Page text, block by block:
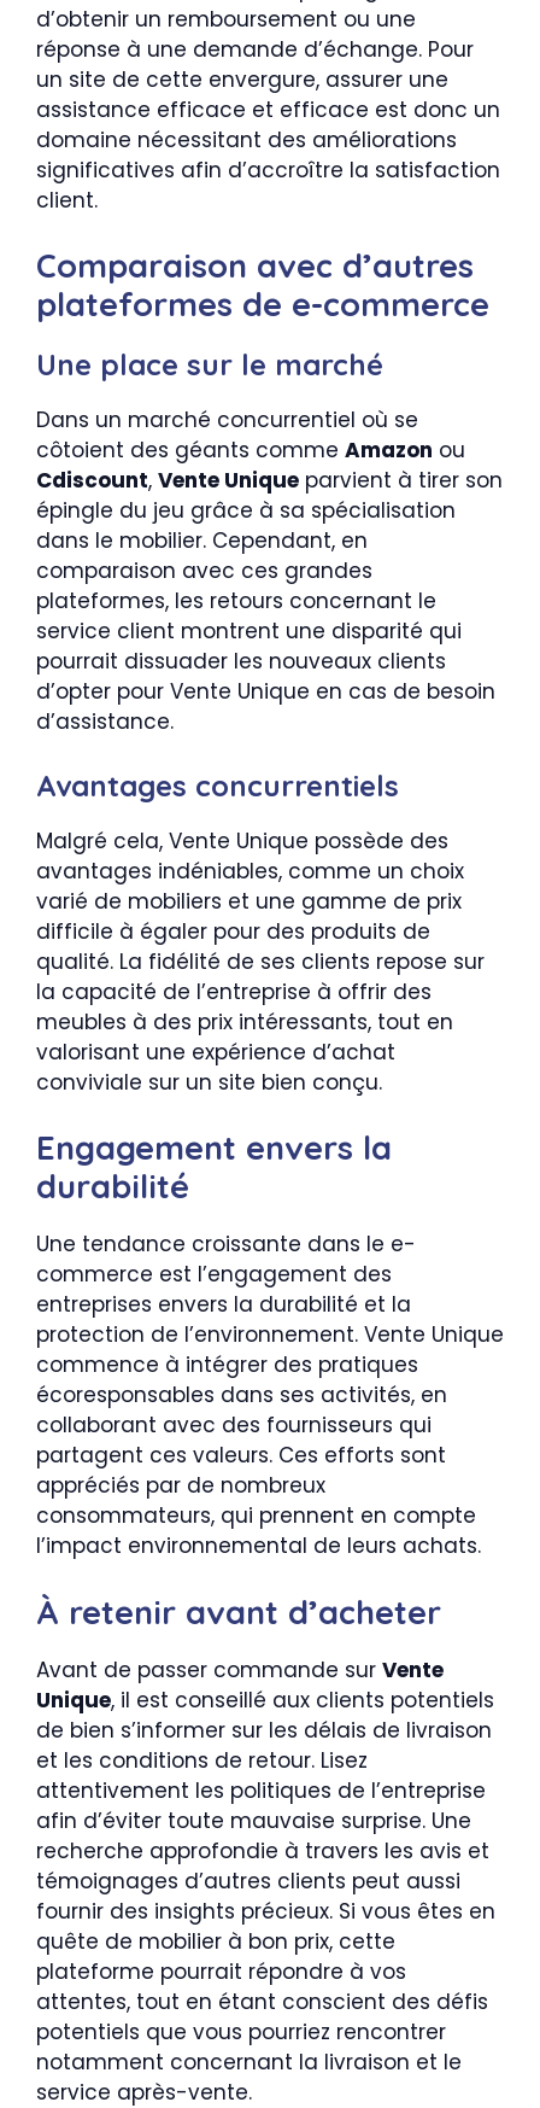
d’obtenir un remboursement ou une
réponse à une demande d’échange. Pour
un site de cette envergure, assurer une
assistance efficace et efficace est donc un
domaine nécessitant des améliorations
significatives afin d’accroître la satisfaction
client.
Comparaison avec d’autres
plateformes de e-commerce
Une place sur le marché
Dans un marché concurrentiel où se
côtoient des géants comme Amazon ou
Cdiscount, Vente Unique parvient à tirer son
épingle du jeu grâce à sa spécialisation
dans le mobilier. Cependant, en
comparaison avec ces grandes
plateformes, les retours concernant le
service client montrent une disparité qui
pourrait dissuader les nouveaux clients
d’opter pour Vente Unique en cas de besoin
d’assistance.
Avantages concurrentiels
Malgré cela, Vente Unique possède des
avantages indéniables, comme un choix
varié de mobiliers et une gamme de prix
difficile à égaler pour des produits de
qualité. La fidélité de ses clients repose sur
la capacité de l’entreprise à offrir des
meubles à des prix intéressants, tout en
valorisant une expérience d’achat
conviviale sur un site bien conçu.
Engagement envers la
durabilité
Une tendance croissante dans le e-
commerce est l’engagement des
entreprises envers la durabilité et la
protection de l’environnement. Vente Unique
commence à intégrer des pratiques
écoresponsables dans ses activités, en
collaborant avec des fournisseurs qui
partagent ces valeurs. Ces efforts sont
appréciés par de nombreux
consommateurs, qui prennent en compte
l’impact environnemental de leurs achats.
À retenir avant d’acheter
Avant de passer commande sur Vente
Unique, il est conseillé aux clients potentiels
de bien s’informer sur les délais de livraison
et les conditions de retour. Lisez
attentivement les politiques de l’entreprise
afin d’éviter toute mauvaise surprise. Une
recherche approfondie à travers les avis et
témoignages d’autres clients peut aussi
fournir des insights précieux. Si vous êtes en
quête de mobilier à bon prix, cette
plateforme pourrait répondre à vos
attentes, tout en étant conscient des défis
potentiels que vous pourriez rencontrer
notamment concernant la livraison et le
service après-vente.